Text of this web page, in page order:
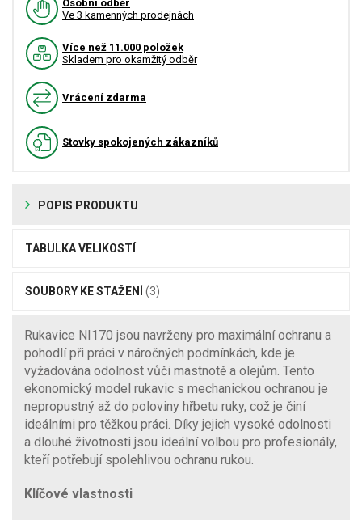
Osobní odběr
Ve 3 kamenných prodejnách
Více než 11.000 položek
Skladem pro okamžitý odběr
Vrácení zdarma
Stovky spokojených zákazníků
POPIS PRODUKTU
TABULKA VELIKOSTÍ
SOUBORY KE STAŽENÍ (3)
Rukavice NI170 jsou navrženy pro maximální ochranu a
pohodlí při práci v náročných podmínkách, kde je
vyžadována odolnost vůči mastnotě a olejům. Tento
ekonomický model rukavic s mechanickou ochranou je
nepropustný až do poloviny hřbetu ruky, což je činí
ideálními pro těžkou práci. Díky jejich vysoké odolnosti
a dlouhé životnosti jsou ideální volbou pro profesionály,
kteří potřebují spolehlivou ochranu rukou.
Klíčové vlastnosti